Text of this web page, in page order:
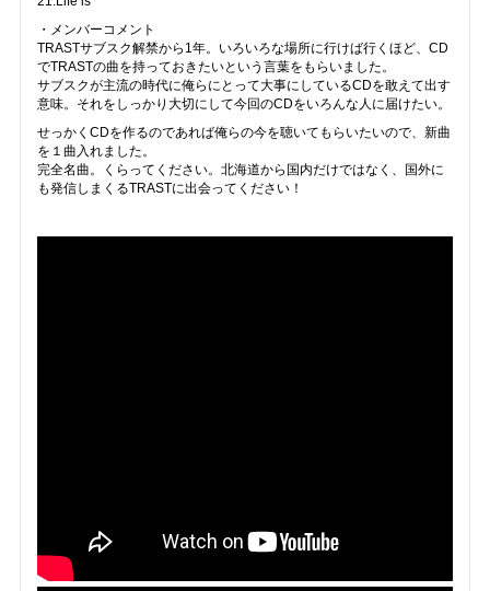
・メンバーコメント
TRASTサブスク解禁から1年。いろいろな場所に行けば行くほど、CD
でTRASTの曲を持っておきたいという言葉をもらいました。
サブスクが主流の時代に俺らにとって大事にしているCDを敢えて出す
意味。それをしっかり大切にして今回のCDをいろんな人に届けたい。
せっかくCDを作るのであれば俺らの今を聴いてもらいたいので、新曲
を１曲入れました。
完全名曲。くらってください。北海道から国内だけではなく、国外に
も発信しまくるTRASTに出会ってください！